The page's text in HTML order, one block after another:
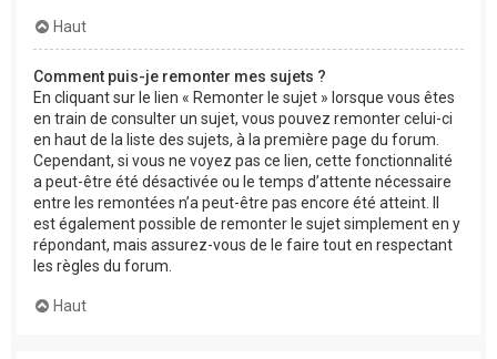
Haut
Comment puis-je remonter mes sujets ?
En cliquant sur le lien « Remonter le sujet » lorsque vous êtes
en train de consulter un sujet, vous pouvez remonter celui-ci
en haut de la liste des sujets, à la première page du forum.
Cependant, si vous ne voyez pas ce lien, cette fonctionnalité
a peut-être été désactivée ou le temps d’attente nécessaire
entre les remontées n’a peut-être pas encore été atteint. Il
est également possible de remonter le sujet simplement en y
répondant, mais assurez-vous de le faire tout en respectant
les règles du forum.
Haut